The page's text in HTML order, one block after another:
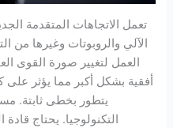
تعمل الاتجاهات المتقدمة
الآلي والروبوتات وغيرها من
العمل لتغيير صورة القوى
أفقية بشكل أكبر مما يؤثر
يتطور بخطى ثابتة.
التكنولوجيا. يحتاج